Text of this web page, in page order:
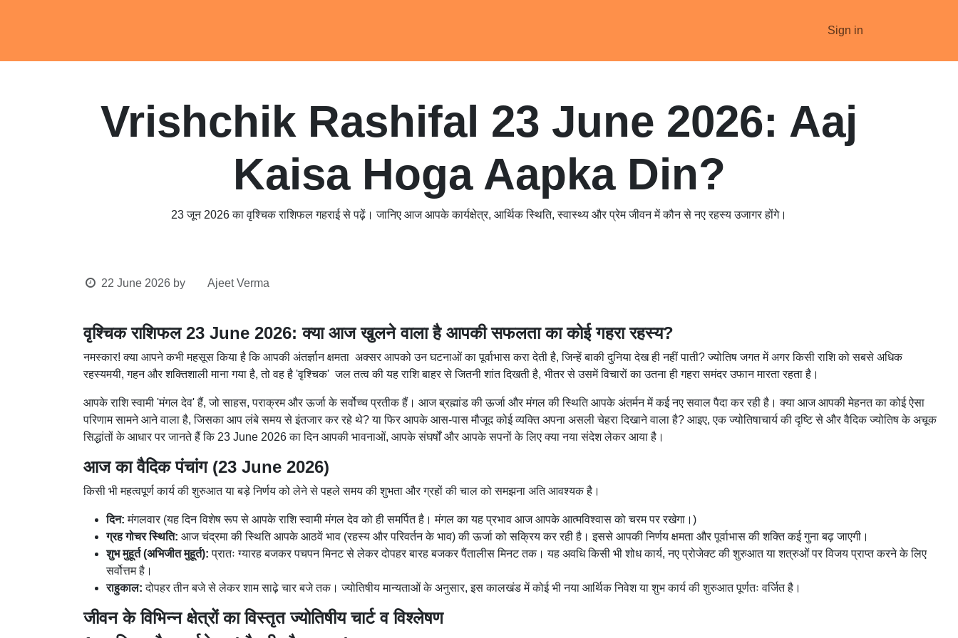
Fees Payment Blogs
Sign in
Vrishchik Rashifal 23 June 2026:
Aaj Kaisa Hoga Aapka Din?
23 जून 2026 का वृश्चिक राशिफल गहराई से पढ़ें। जानिए आज आपके कार्यक्षेत्र, आर्थिक स्थिति, स्वास्थ्य और प्रेम जीवन में कौन से नए रहस्य उजागर होंगे।
22 June 2026 by Ajeet Verma
वृश्चिक राशिफल 23 June 2026: क्या आज खुलने वाला है आपकी सफलता का कोई गहरा रहस्य?
नमस्कार! क्या आपने कभी महसूस किया है कि आपकी अंतर्ज्ञान क्षमता अक्सर आपको उन घटनाओं का पूर्वाभास करा देती है, जिन्हें बाकी दुनिया देख ही नहीं पाती?
ज्योतिष जगत में अगर किसी राशि को सबसे अधिक रहस्यमयी, गहन और शक्तिशाली माना गया है, तो वह है 'वृश्चिक' जल तत्व की यह राशि बाहर से जितनी शांत दिखती है,
आपके राशि स्वामी 'मंगल देव' हैं, जो साहस, पराक्रम और ऊर्जा के सर्वोच्च प्रतीक हैं। आज ब्रह्मांड की ऊर्जा और मंगल की स्थिति आपके अंतर्मन में कई नए सवाल पैदा कर
रही है। क्या आज आपकी मेहनत का कोई ऐसा परिणाम सामने आने वाला है, जिसका आप लंबे समय से इंतजार कर रहे थे? या फिर आपके आस-पास मौजूद कोई व्यक्ति
अपना असली चेहरा दिखाने वाला है? आइए, एक ज्योतिषाचार्य की दृष्टि से और वैदिक ज्योतिष के अचूक सिद्धांतों के आधार पर जानते हैं कि 23 June 2026 का दिन आपकी
भावनाओं, आपके संघर्षों और आपके सपनों के लिए क्या नया संदेश लेकर आया है।
आज का वैदिक पंचांग (23 June 2026)
किसी भी महत्वपूर्ण कार्य की शुरुआत या बड़े निर्णय को लेने से पहले समय की शुभता और ग्रहों की चाल को समझना अति आवश्यक है।
दिन:मंगलवार (यह दिन विशेष रूप से आपके राशि स्वामी मंगल देव को ही समर्पित है। मंगल का यह प्रभाव आज आपके आत्मविश्वास को चरम पर रखेगा।)
ग्रह गोचर स्थिति:
शक्ति कई गुना बढ़ जाएगी।
शुभ मुहूर्त (अभिजीत मुहूर्त):
प्रातः ग्यारह बजकर पचपन मिनट से लेकर दोपहर बारह बजकर पैंतालीस मिनट तक। यह अवधि किसी भी शोध कार्य, नए प्रोजेक्ट की
शुरुआत या शत्रुओं पर विजय प्राप्त करने के लिए सर्वोत्तम है।